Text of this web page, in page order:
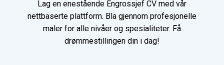
Lag en enestående Engrossjef CV med vår
nettbaserte plattform. Bla gjennom profesjonelle
maler for alle nivåer og spesialiteter. Få
drømmestillingen din i dag!